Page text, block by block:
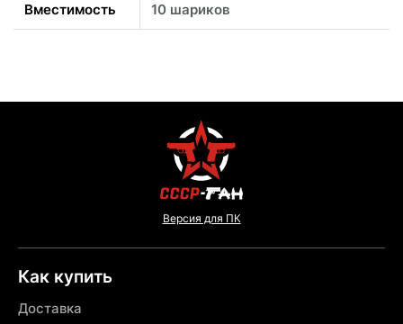
Вместимость 10 шариков
Версия для ПК
Как купить
Доставка